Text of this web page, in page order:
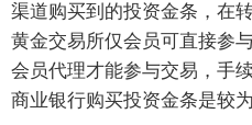
渠道购买到的投资金条，在
黄金交易所仅会员可直接参
会员代理才能参与交易，手
商业银行购买投资金条是较